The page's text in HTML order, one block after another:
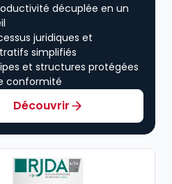
décuplée en un
juridiques et
simplifiés
et structures protégées
conformité
Découvrir